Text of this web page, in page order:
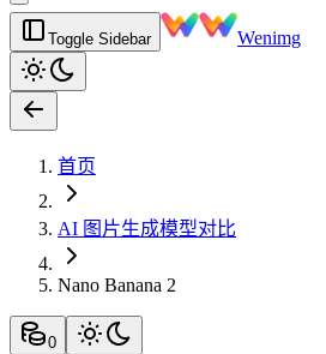
Toggle Sidebar Wenimg
首页
AI 图片生成模型对比
Nano Banana 2
0